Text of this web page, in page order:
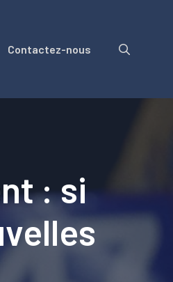
Contactez-nous
: si